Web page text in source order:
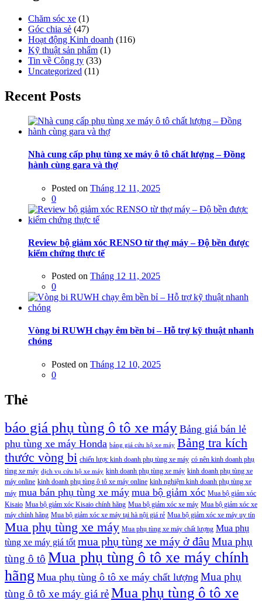
Chăm sóc xe (1)
Góc chia sẻ (47)
Hoạt động Kinh doanh (116)
Kỹ thuật sản phẩm (1)
Tin về Công ty (33)
Uncategorized (11)
Recent Posts
Nhà cung cấp phụ tùng xe máy ô tô chất lượng – Đồng
hành cùng gara và thợ
Posted on Tháng 12 11, 2025
0
Review bộ giảm xóc RENSO từ thợ máy – Độ bền được
kiểm chứng thực tế
Posted on Tháng 12 11, 2025
0
Vòng bi RUWH chạy êm bền bỉ – Hỗ trợ kỹ thuật nhanh
chóng
Posted on Tháng 12 10, 2025
0
Thẻ
báo giá phụ tùng ô tô xe máy Bảng giá bán lẻ
phụ tùng xe máy Honda bảng giá cứu hộ xe máy Bảng tra kích
thước vòng bi chiến lược kinh doanh phụ tùng xe máy có nên kinh doanh phụ
tùng xe máy dịch vụ cứu hộ xe máy kinh doanh phụ tùng xe máy kinh doanh phụ tùng xe
máy online kinh doanh phụ tùng ô tô xe máy online kinh nghiệm kinh doanh phụ tùng xe
máy mua bán phụ tùng xe máy mua bộ giảm xóc Mua bộ giảm xóc
Kisaio Mua bộ giảm xóc Kisaio chính hãng Mua bộ giảm xóc xe máy Mua bộ giảm xóc xe
máy chính hãng Mua bộ giảm xóc xe máy tại hà nội giá rẻ Mua bộ giảm xóc xe máy uy tín
Mua phụ tùng xe máy Mua phụ tùng xe máy chất lượng Mua phụ
tùng xe máy giá tốt mua phụ tùng xe máy ở đâu Mua phụ
tùng ô tô Mua phụ tùng ô tô xe máy chính
hãng Mua phụ tùng ô tô xe máy chất lượng Mua phụ
tùng ô tô xe máy giá rẻMua phụ tùng ô tô xe